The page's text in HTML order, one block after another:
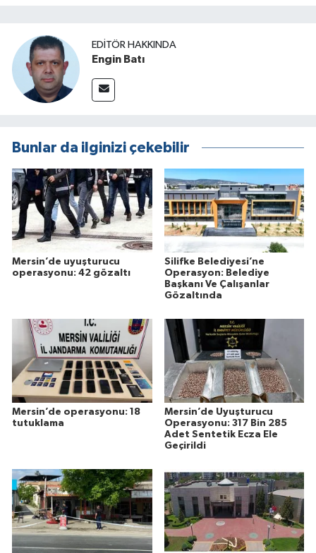
EDITÖR HAKKINDA
Engin Batı
Bunlar da ilginizi çekebilir
Mersin’de uyuşturucu
operasyonu: 42 gözaltı
Silifke Belediyesi’ne
Operasyon: Belediye
Başkanı Ve Çalışanlar
Gözaltında
Mersin’de operasyonu: 18
tutuklama
Mersin’de Uyuşturucu
Operasyonu: 317 Bin 285
Adet Sentetik Ecza Ele
Geçirildi